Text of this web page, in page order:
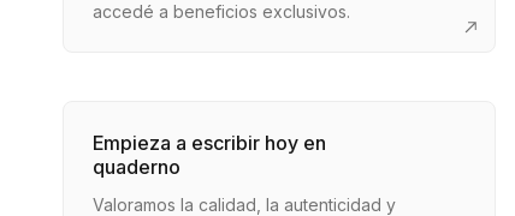
accedé a beneficios exclusivos.
Empieza a escribir hoy en
quaderno
Valoramos la calidad, la autenticidad y